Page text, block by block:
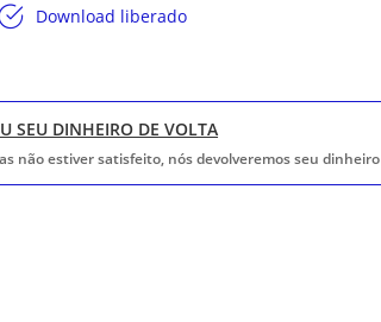
Download liberado
SEU DINHEIRO DE VOLTA
não estiver satisfeito, nós devolveremos seu dinheiro